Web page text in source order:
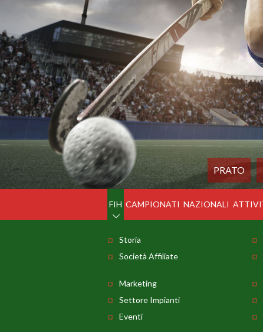
PRATO
FIH CAMPIONATI NAZIONALI
Storia
Società Affiliate
Marketing
Settore Impianti
Eventi